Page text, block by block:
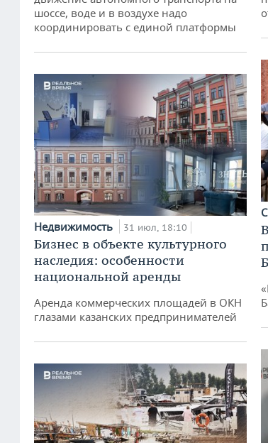
шоссе, воде и в воздухе надо
координировать с единой платформы
Недвижимость 31 июл, 18:10
Бизнес в объекте культурного
наследия: особенности
национальной аренды
Аренда коммерческих площадей в ОКН
глазами казанских предпринимателей